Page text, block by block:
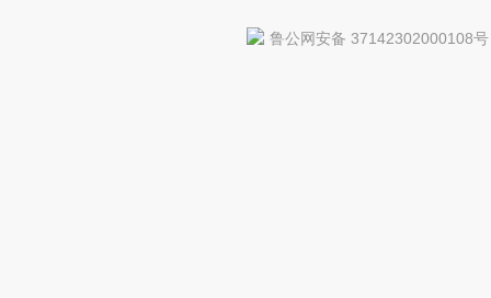
鲁公网安备 37142302000108号